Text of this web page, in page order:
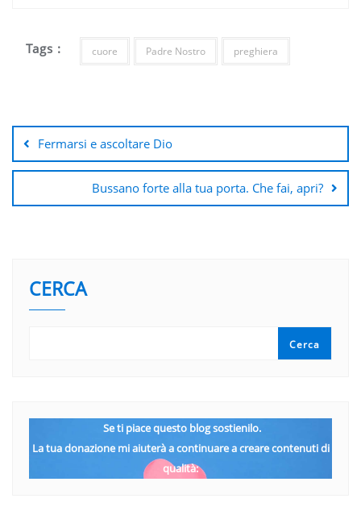
Tags : cuore Padre Nostro preghiera
articoli
Fermarsi e ascoltare Dio
Bussano forte alla tua porta. Che fai, apri?
CERCA
Cerca
Se ti piace questo blog sostienilo.
La tua donazione mi aiuterà a continuare a creare contenuti di
qualità: